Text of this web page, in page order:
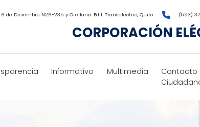
6 de Diciembre N26-235 y Orellana. Edif. Transelectric, Quito. (593)
CORPORACIÓN
Informativo Multimedia
Contacto